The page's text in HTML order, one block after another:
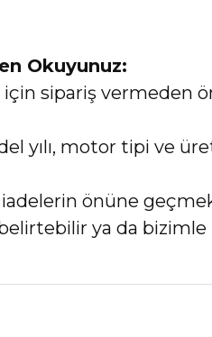
Okuyunuz:
sipariş vermeden
yılı, motor tipi
iadelerin önüne
belirtebilir ya da